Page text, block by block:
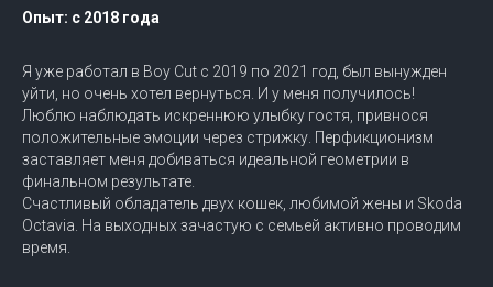
Опыт: с 2018 года
Я уже работал в Boy Cut с 2019 по 2021 год, был вынужден
уйти, но очень хотел вернуться. И у меня получилось!
Люблю наблюдать искреннюю улыбку гостя, привнося
положительные эмоции через стрижку. Перфикционизм
заставляет меня добиваться идеальной геометрии в
финальном результате.
Счастливый обладатель двух кошек, любимой жены и Skoda
Octavia. На выходных зачастую с семьей активно проводим
время.